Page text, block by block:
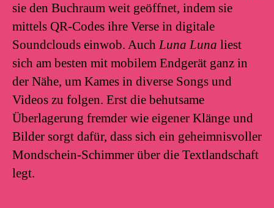
sie den Buchraum weit geöffnet, indem sie
mittels QR-Codes ihre Verse in digitale
Soundclouds einwob. AuchLuna Luna liest
sich am besten mit mobilem Endgerät ganz in
der Nähe, um Kames in diverse Songs und
Videos zu folgen. Erst die behutsame
Überlagerung fremder wie eigener Klänge und
Bilder sorgt dafür, dass sich ein geheimnisvoller
Mondschein-Schimmer über die Textlandschaft
legt.